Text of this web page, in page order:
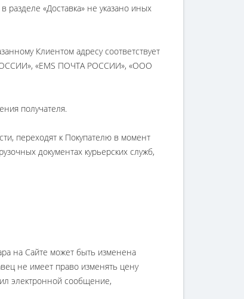
разделе «Доставка» не указано иных
Клиентом адресу соответствует
РОССИИ», «EMS ПОЧТА РОССИИ», «ООО
получателя.
переходят к Покупателю в момент
документах курьерских служб,
на Сайте может быть изменена
не имеет право изменять цену
электронной сообщение,